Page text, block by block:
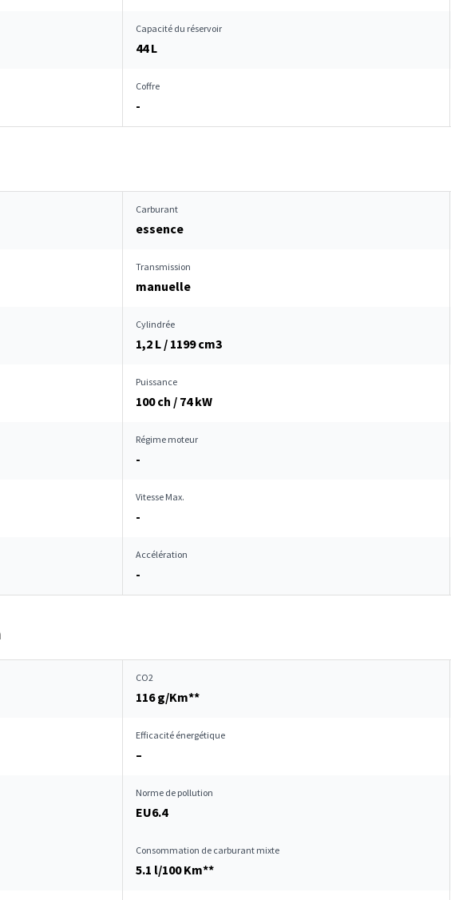
Capacité du réservoir
44 L
Coffre
-
Carburant
essence
Transmission
manuelle
Cylindrée
1,2 L / 1199 cm3
Puissance
100 ch / 74 kW
Régime moteur
-
Vitesse Max.
-
Accélération
-
CO2
116 g/Km**
Efficacité énergétique
–
Norme de pollution
EU6.4
Consommation de carburant mixte
5.1 l/100 Km**